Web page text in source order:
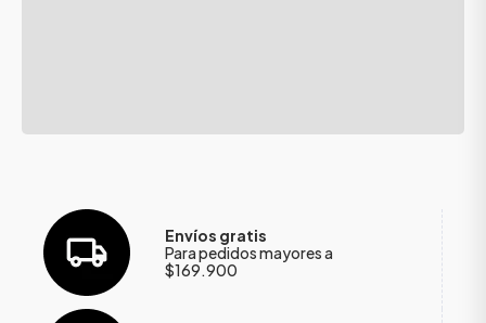
Envíos gratis
Para pedidos mayores a
$169.900